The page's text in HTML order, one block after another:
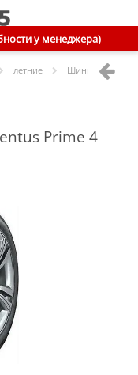
у менеджера)
летние Шины Hankook
Prime 4